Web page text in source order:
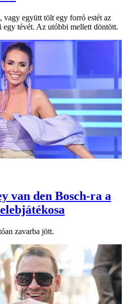
vagy együtt tölt egy forró estét az
egy tévét. Az utóbbi mellett döntött.
van den Bosch-ra a
zavarba jött.